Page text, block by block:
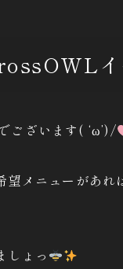
ございます( ‘ω’)/
メニューがあれ
しょっ